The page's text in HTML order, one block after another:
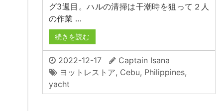
グ3週目。ハルの清掃は干潮時を狙って２人
の作業 …
続きを読む
2022-12-17
Captain Isana
ヨットレストア, Cebu, Philippines,
yacht